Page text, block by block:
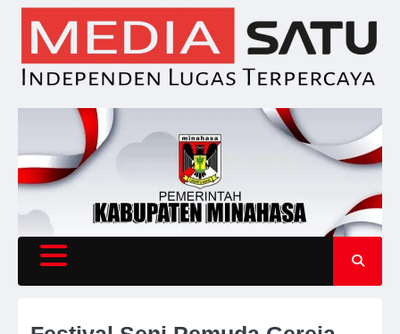
Skip
content